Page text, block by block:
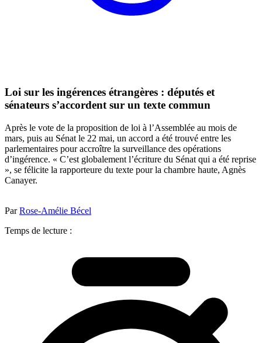
Loi sur les ingérences étrangères : députés et
sénateurs s’accordent sur un texte commun
Après le vote de la proposition de loi à l’Assemblée au mois de
mars, puis au Sénat le 22 mai, un accord a été trouvé entre les
parlementaires pour accroître la surveillance des opérations
d’ingérence. « C’est globalement l’écriture du Sénat qui a été reprise
», se félicite la rapporteure du texte pour la chambre haute, Agnès
Canayer.
ParRose-Amélie Bécel
Temps de lecture :